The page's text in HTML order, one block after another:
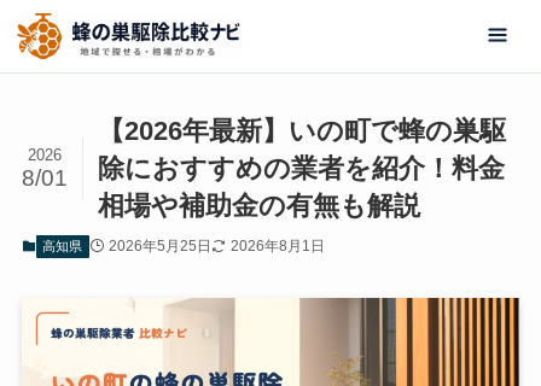
【2026年最新】いの町で蜂の巣駆
除におすすめの業者を紹介！料金
相場や補助金の有無も解説
2026
8/01
高知県 2026年5月25日 2026年8月1日